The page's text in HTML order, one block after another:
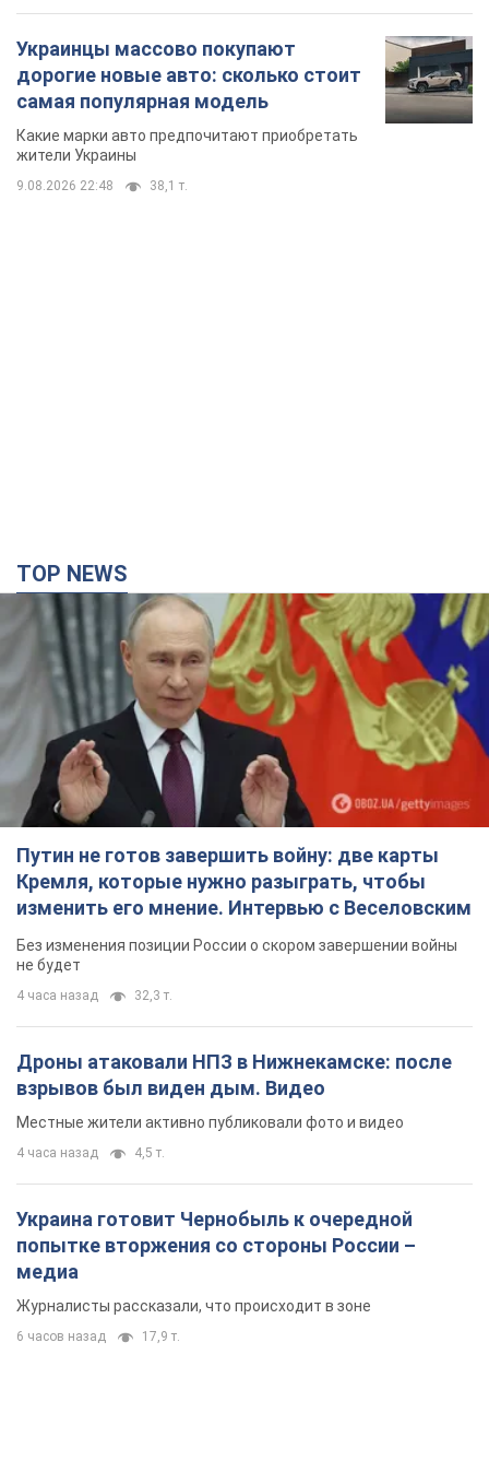
Украинцы массово покупают
дорогие новые авто: сколько стоит
самая популярная модель
Какие марки авто предпочитают приобретать
жители Украины
9.08.2026 22:48 38,1 т.
TOP NEWS
Путин не готов завершить войну: две карты
Кремля, которые нужно разыграть, чтобы
изменить его мнение. Интервью с Веселовским
Без изменения позиции России о скором завершении войны
не будет
4 часа назад 32,3 т.
Дроны атаковали НПЗ в Нижнекамске: после
взрывов был виден дым. Видео
Местные жители активно публиковали фото и видео
4 часа назад 4,5 т.
Украина готовит Чернобыль к очередной
попытке вторжения со стороны России –
медиа
Журналисты рассказали, что происходит в зоне
6 часов назад 17,9 т.